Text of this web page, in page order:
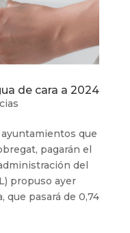
de cara a 2024
que
pagarán el
del
propuso ayer
que pasará de 0,74